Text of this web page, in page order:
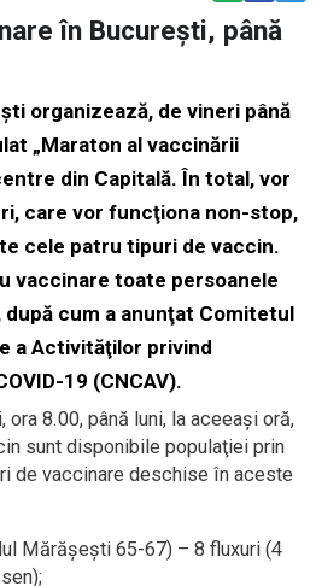
în Bucureşti, până
organizează, de vineri până
„Maraton al vaccinării
din Capitală. În total, vor
care vor funcţiona non-stop,
cele patru tipuri de vaccin.
vaccinare toate persoanele
cum a anunţat Comitetul
a Activităţilor privind
19 (CNCAV).
8.00, până luni, la aceeaşi oră,
sunt disponibile populaţiei prin
de vaccinare deschise în aceste
Mărăşeşti 65-67) – 8 fluxuri (4